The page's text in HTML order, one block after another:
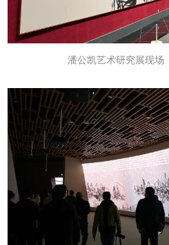
潘公凯艺术研究展现场